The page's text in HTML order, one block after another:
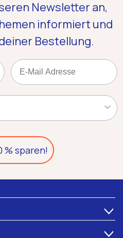
Newsletter an,
informiert und
Bestellung.
Email
% sparen!
>
>